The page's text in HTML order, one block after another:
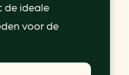
de ideale
voor de